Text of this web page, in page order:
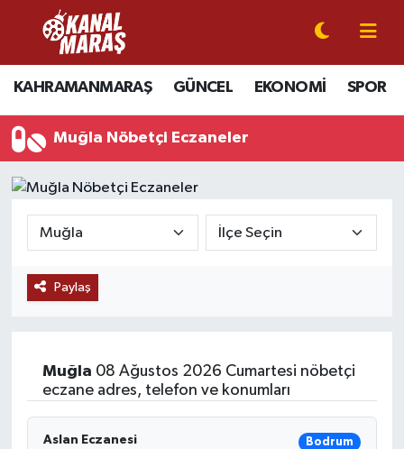
KAHRAMANMARAŞ GÜNCEL EKONOMİ SPOR
Muğla Nöbetçi Eczaneler
Paylaş
Muğla 08 Ağustos 2026 Cumartesi nöbetçi
eczane adres, telefon ve konumları
Aslan Eczanesi Bodrum
CANLI YAYIN
KAHRAMANMARAŞ
GÜNCEL
SİYASET
EKONOMİ
MAGAZİN
SAĞLIK
Kahramanmaraş Nöbetçi Eczaneler
Kahramanmaraş Hava Durumu
Kahramanmaraş Namaz Vakitleri
Süper Lig Puan Durumu ve Fikstür
Tüm Manşetler
Haber Arşivi